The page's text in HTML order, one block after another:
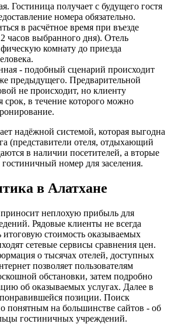
Гостиница получает с будущего гостя
номера обязательно.
в расчётное время при въезде
часов выбранного дня). Отель
комнату до приезда
- подобный сценарий происходит
предыдущего. Предварительной
не происходит, но клиенту
срок, в течение которого можно
надёжной системой, которая выгодна
(представители отеля, отдыхающий
в наличии посетителей, а вторые
номер для заселения.
в Алатхане
неплохую прибыль для
Рядовые клиенты не всегда
итоговую стоимость оказываемых
сетевые сервисы сравнения цен.
о тысячах отелей, доступных
позволяет пользователям
обстановки, затем подробно
об оказываемых услугах. Далее в
позиции. Поиск
понятным на большинстве сайтов - об
гостиничных учреждений.